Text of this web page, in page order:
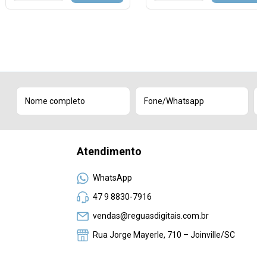
Atendimento
WhatsApp
47 9 8830-7916
vendas@reguasdigitais.com.br
Rua Jorge Mayerle, 710 – Joinville/SC